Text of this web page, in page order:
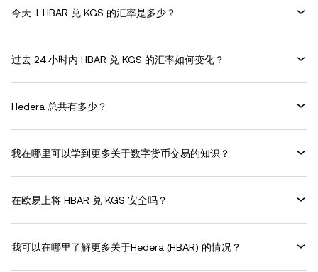
今天 1 HBAR 兑 KGS 的汇率是多少？
过去 24 小时内 HBAR 兑 KGS 的汇率如何变化？
Hedera 总共有多少？
我在哪里可以学到更多关于数字货币交易的知识？
在欧易上将 HBAR 兑 KGS 安全吗？
我可以在哪里了解更多关于Hedera (HBAR) 的情况？